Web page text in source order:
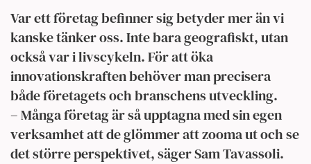
Var ett företag befinner sig betyder mer än vi
kanske tänker oss. Inte bara geografiskt, utan
också var i livscykeln. För att öka
innovationskraften behöver man precisera
både företagets och branschens utveckling.
– Många företag är så upptagna med sin egen
verksamhet att de glömmer att zooma ut och se
det större perspektivet, säger Sam Tavassoli.